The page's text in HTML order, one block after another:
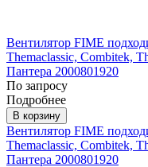
Вентилятор FIME
Themaclassic, Combitek,
Пантера 2000801920
По запросу
Подробнее
В корзину
Вентилятор FIME
Themaclassic, Combitek,
Пантера 2000801920